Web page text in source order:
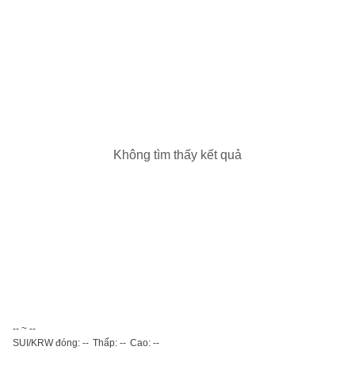
Không tìm thấy kết quả
-- ~ --
SUI/KRW đóng: -- Thấp: -- Cao: --